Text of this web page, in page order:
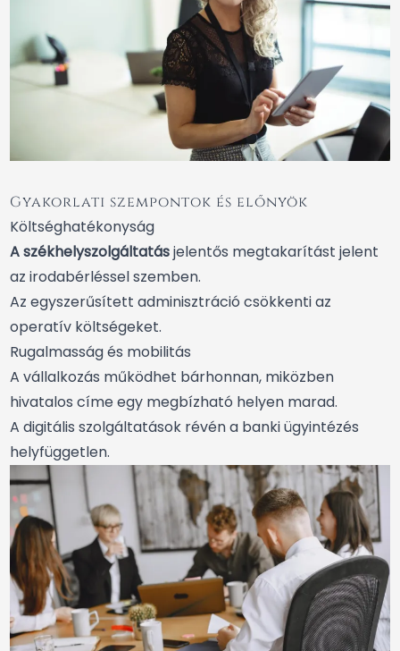
Gyakorlati szempontok és előnyök
Költséghatékonyság
A székhelyszolgáltatásjelentős megtakarítást jelent
az irodabérléssel szemben.
Az egyszerűsített adminisztráció csökkenti az
operatív költségeket.
Rugalmasság és mobilitás
A vállalkozás működhet bárhonnan, miközben
hivatalos címe egy megbízható helyen marad.
A digitális szolgáltatások révén a banki ügyintézés
helyfüggetlen.